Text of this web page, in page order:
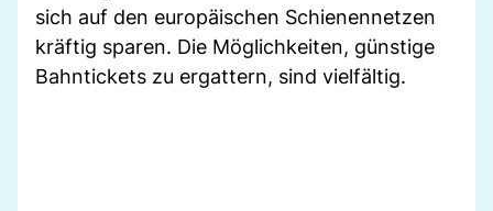
sich auf den europäischen Schienennetzen
kräftig sparen. Die Möglichkeiten, günstige
Bahntickets zu ergattern, sind vielfältig.